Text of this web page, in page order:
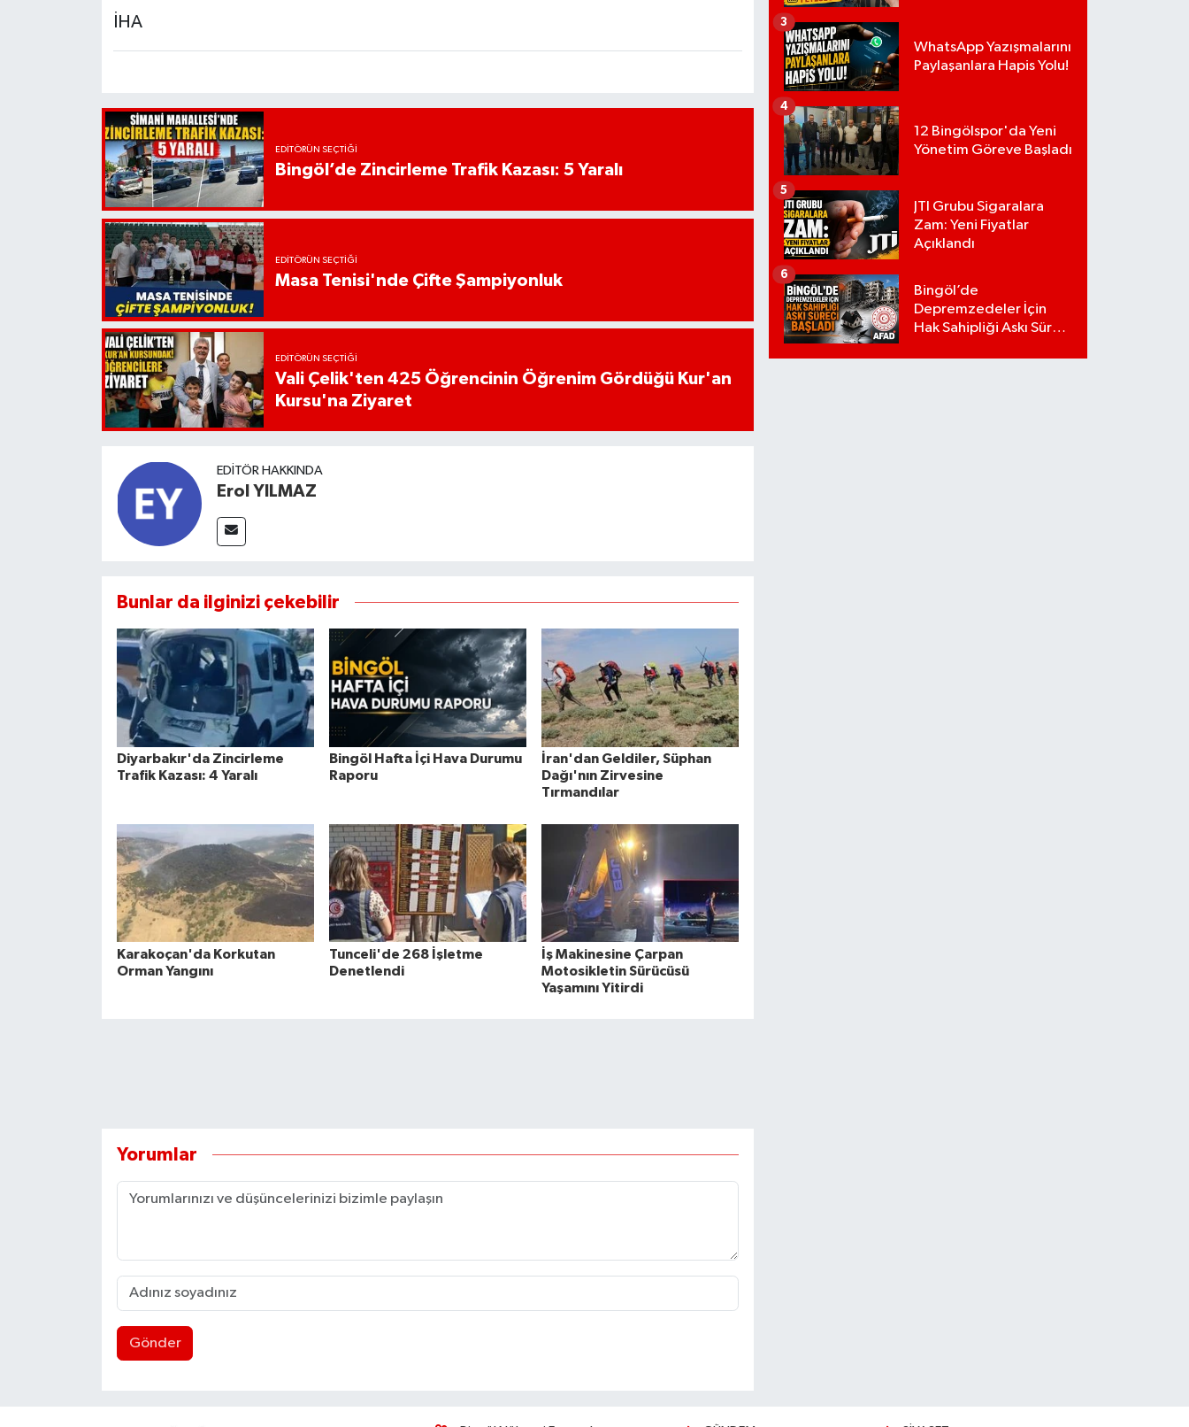
İHA
EDITÖRÜN SEÇTIĞI
Bingöl’de Zincirleme Trafik Kazası: 5 Yaralı
EDITÖRÜN SEÇTIĞI
Masa Tenisi'nde Çifte Şampiyonluk
EDITÖRÜN SEÇTIĞI
Vali Çelik'ten 425 Öğrencinin Öğrenim Gördüğü Kur'an
Kursu'na Ziyaret
EDITÖR HAKKINDA
Erol YILMAZ
Bunlar da ilginizi çekebilir
Diyarbakır'da Zincirleme
Trafik Kazası: 4 Yaralı
Bingöl Hafta İçi Hava Durumu
Raporu
İran'dan Geldiler, Süphan
Dağı'nın Zirvesine
Tırmandılar
Karakoçan'da Korkutan
Orman Yangını
Tunceli'de 268 İşletme
Denetlendi
İş Makinesine Çarpan
Motosikletin Sürücüsü
Yaşamını Yitirdi
Yorumlar
Gönder
WhatsApp Yazışmalarını
Paylaşanlara Hapis Yolu!
3
12 Bingölspor'da Yeni
Yönetim Göreve Başladı
4
JTI Grubu Sigaralara
Zam: Yeni Fiyatlar
Açıklandı
5
Bingöl’de
Depremzedeler İçin
Hak Sahipliği Askı Süreci
6